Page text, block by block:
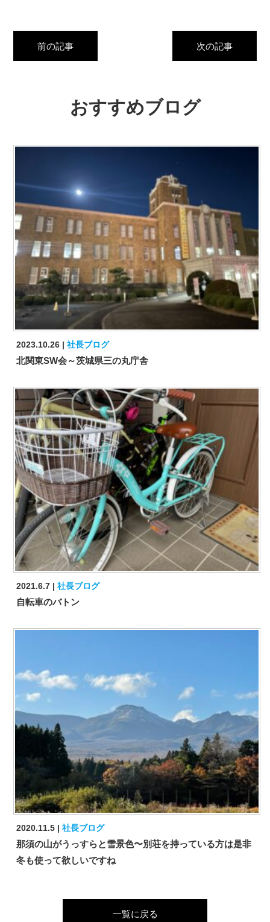
前の記事 次の記事
おすすめブログ
2023.10.26 社長ブログ
北関東SW会～茨城県三の丸庁舎
2021.6.7 社長ブログ
自転車のバトン
2020.11.5 社長ブログ
那須の山がうっすらと雪景色〜別荘を持っている方は是非
冬も使って欲しいですね
一覧に戻る